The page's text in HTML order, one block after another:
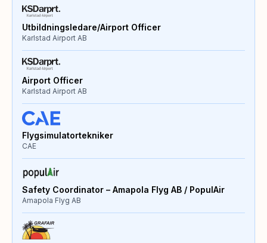
Utbildningsledare/Airport Officer
Karlstad Airport AB
Airport Officer
Karlstad Airport AB
Flygsimulatortekniker
CAE
Safety Coordinator – Amapola Flyg AB / PopulAir
Amapola Flyg AB